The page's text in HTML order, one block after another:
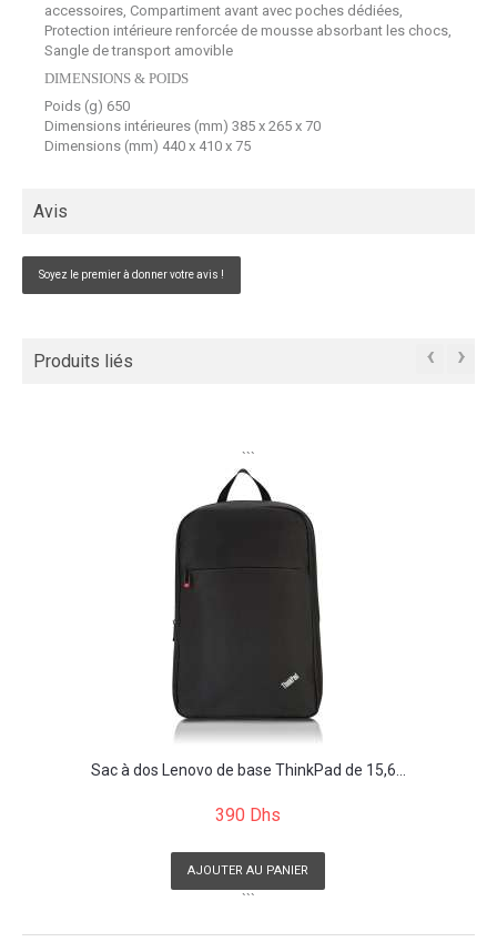
accessoires, Compartiment avant avec poches dédiées,
Protection intérieure renforcée de mousse absorbant les chocs,
Sangle de transport amovible
DIMENSIONS & POIDS
Poids (g) 650
Dimensions intérieures (mm) 385 x 265 x 70
Dimensions (mm) 440 x 410 x 75
Avis
Soyez le premier à donner votre avis !
Produits liés ‹ ›
```
Sac à dos Lenovo de base ThinkPad de 15,6...
390 Dhs
AJOUTER AU PANIER
```